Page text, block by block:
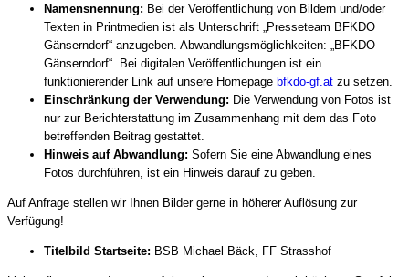
Namensnennung: Bei der Veröffentlichung von Bildern und/oder
Texten in Printmedien ist als Unterschrift „Presseteam BFKDO
Gänserndorf“ anzugeben. Abwandlungsmöglichkeiten: „BFKDO
Gänserndorf“. Bei digitalen Veröffentlichungen ist ein
funktionierender Link auf unsere Homepage bfkdo-gf.at zu setzen.
Einschränkung der Verwendung: Die Verwendung von Fotos ist
nur zur Berichterstattung im Zusammenhang mit dem das Foto
betreffenden Beitrag gestattet.
Hinweis auf Abwandlung: Sofern Sie eine Abwandlung eines
Fotos durchführen, ist ein Hinweis darauf zu geben.
Auf Anfrage stellen wir Ihnen Bilder gerne in höherer Auflösung zur
Verfügung!
Titelbild Startseite: BSB Michael Bäck, FF Strasshof